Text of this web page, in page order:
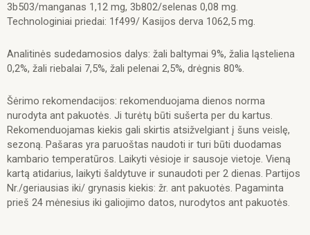
3b503/manganas 1,12 mg, 3b802/selenas 0,08 mg.
Technologiniai priedai: 1f499/ Kasijos derva 1062,5 mg.
Analitinės sudedamosios dalys: žali baltymai 9%, žalia ląsteliena
0,2%, žali riebalai 7,5%, žali pelenai 2,5%, drėgnis 80%.
Šėrimo rekomendacijos: rekomenduojama dienos norma
nurodyta ant pakuotės. Ji turėtų būti sušerta per du kartus.
Rekomenduojamas kiekis gali skirtis atsižvelgiant į šuns veislę,
sezoną. Pašaras yra paruoštas naudoti ir turi būti duodamas
kambario temperatūros. Laikyti vėsioje ir sausoje vietoje. Vieną
kartą atidarius, laikyti šaldytuve ir sunaudoti per 2 dienas. Partijos
Nr./geriausias iki/ grynasis kiekis: žr. ant pakuotės. Pagaminta
prieš 24 mėnesius iki galiojimo datos, nurodytos ant pakuotės.